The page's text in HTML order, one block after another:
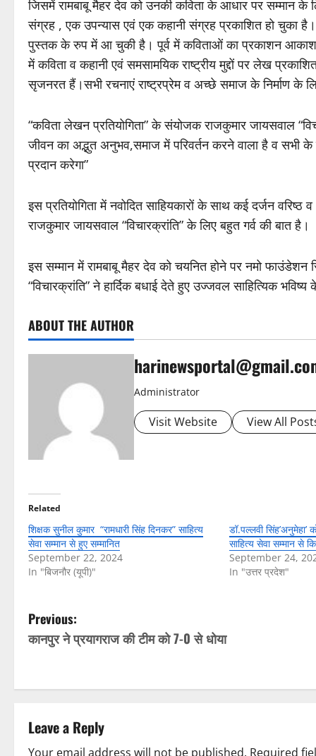
जिसमें रामबाबू मैहर देव को उनकी कविता के आधार पर सम्मान के
संग्रह , एक उपन्यास एवं एक कहानी संग्रह प्रकाशित हो चुका है।
पुस्तक के रुप में आ चुकी है। पूर्व में कविताओं का प्रकाशन
में कविता व कहानी एवं समसामयिक राष्ट्रीय मुद्दों पर लेख
सृजनरत हैं।सभी रचनाएं राष्ट्रप्रेम व अच्छे समाज के निर्माण के
“कविता लेखन प्रतियोगिता” के संयोजक राजकुमार जायसवाल
जीवन का अद्भुत अनुभव,समाज में परिवर्तन करने वाला है व सभी
प्रदान करेगा”
इस प्रतियोगिता में नवोदित साहियकारों के साथ कई दर्जन
राजकुमार जायसवाल “विचारक्रांति” के लिए बहुत गर्व की बात है।
इस सम्मान में रामबाबू मैहर देव को चयनित होने पर नमो फाउंडेशन
“विचारक्रांति” ने हार्दिक बधाई देते हुए उज्जवल साहित्यिक
ABOUT THE AUTHOR
Administrator
Visit Website View All
Related
शिक्षक सुनील कुमार “रामधारी सिंह दिनकर” साहित्य
सेवा सम्मान से हुए सम्मानित
September 22, 2024
In "बिजनौर (यूपी)"
डॉ.पल्लवी सिंह’अनुमेहा’
साहित्य सेवा सम्मान से
September 24,
In "उत्तर प्रदेश"
P
o
s
n
Previous:
कानपुर ने प्रयागराज की टीम को 7-0 से धोया
Leave a Reply
Your email address will not be published. Required